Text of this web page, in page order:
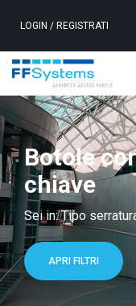
LOGIN / REGISTRATI
Botole
chiave
Sei in:Tipo
APRI FILTRI